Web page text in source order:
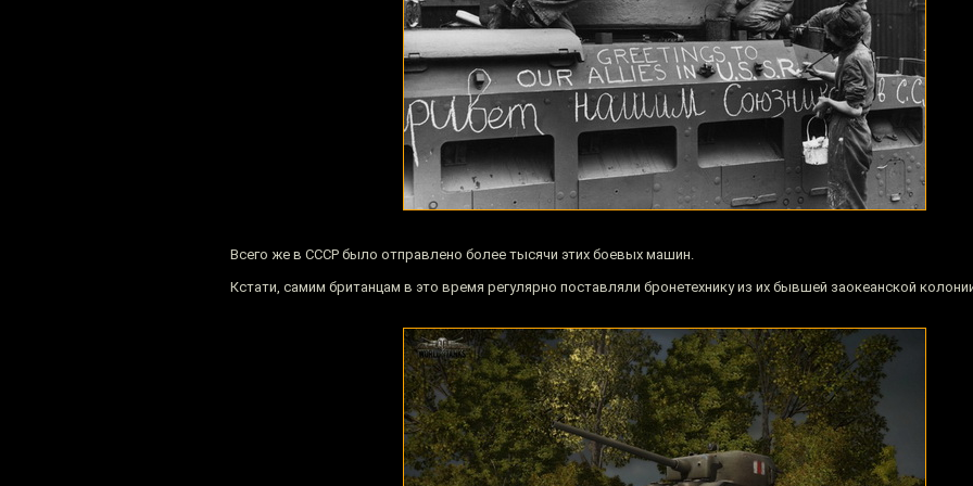
Всего же в СССР было отправлено более тысячи этих боевых машин.
Кстати, самим британцам в это время регулярно поставляли бронетехнику из их бывшей заокеанской